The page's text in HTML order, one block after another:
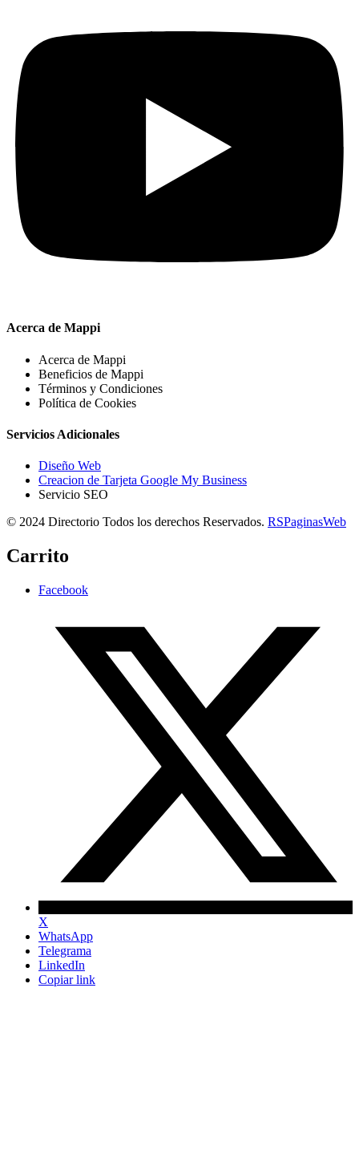
Acerca de Mappi
Acerca de Mappi
Beneficios de Mappi
Términos y Condiciones
Política de Cookies
Servicios Adicionales
Diseño Web
Creacion de Tarjeta Google My Business
Servicio SEO
© 2024 Directorio Todos los derechos Reservados. RSPaginasWeb
Carrito
Facebook
X
WhatsApp
Telegrama
LinkedIn
Copiar link